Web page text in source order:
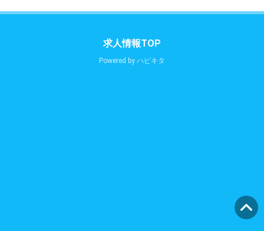
求人情報TOP
Powered by ハピキタ